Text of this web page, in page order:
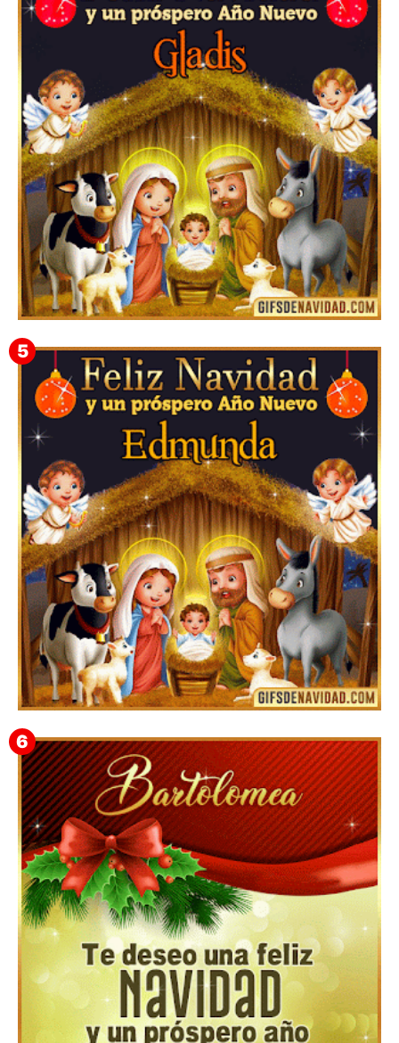
Te deseo una Feliz Navidad Barsimea
Feliz Navidad y próspero Año Nuevo Gladis
Feliz Navidad y próspero Año Nuevo Edmunda